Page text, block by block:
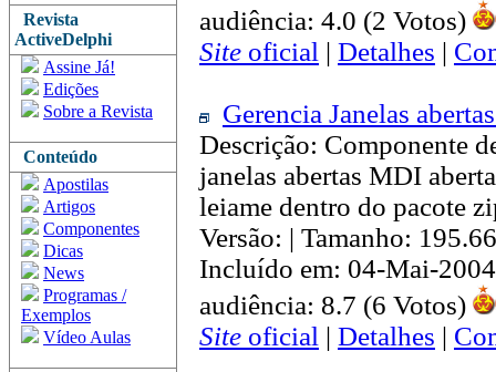
Revista
ActiveDelphi
Assine Já!
Edições
Sobre a Revista
Conteúdo
Apostilas
Artigos
Componentes
Dicas
News
Programas /
Exemplos
Vídeo Aulas
audiência: 4.0 (2 Votos)
Site oficial | Detalhes |
Gerencia Janelas
Descrição: Componente
janelas abertas MDI
leiame dentro do pacote
Versão: | Tamanho:
Incluído em: 04-Mai-
audiência: 8.7 (6 Votos)
Site oficial | Detalhes |